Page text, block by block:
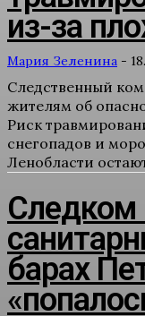
из-за
Мария Зеленина -
Следственный
жителям об
Риск
снегопадов и
Ленобласти
Следком
барах